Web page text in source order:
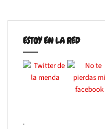
ESTOY EN LA RED
.